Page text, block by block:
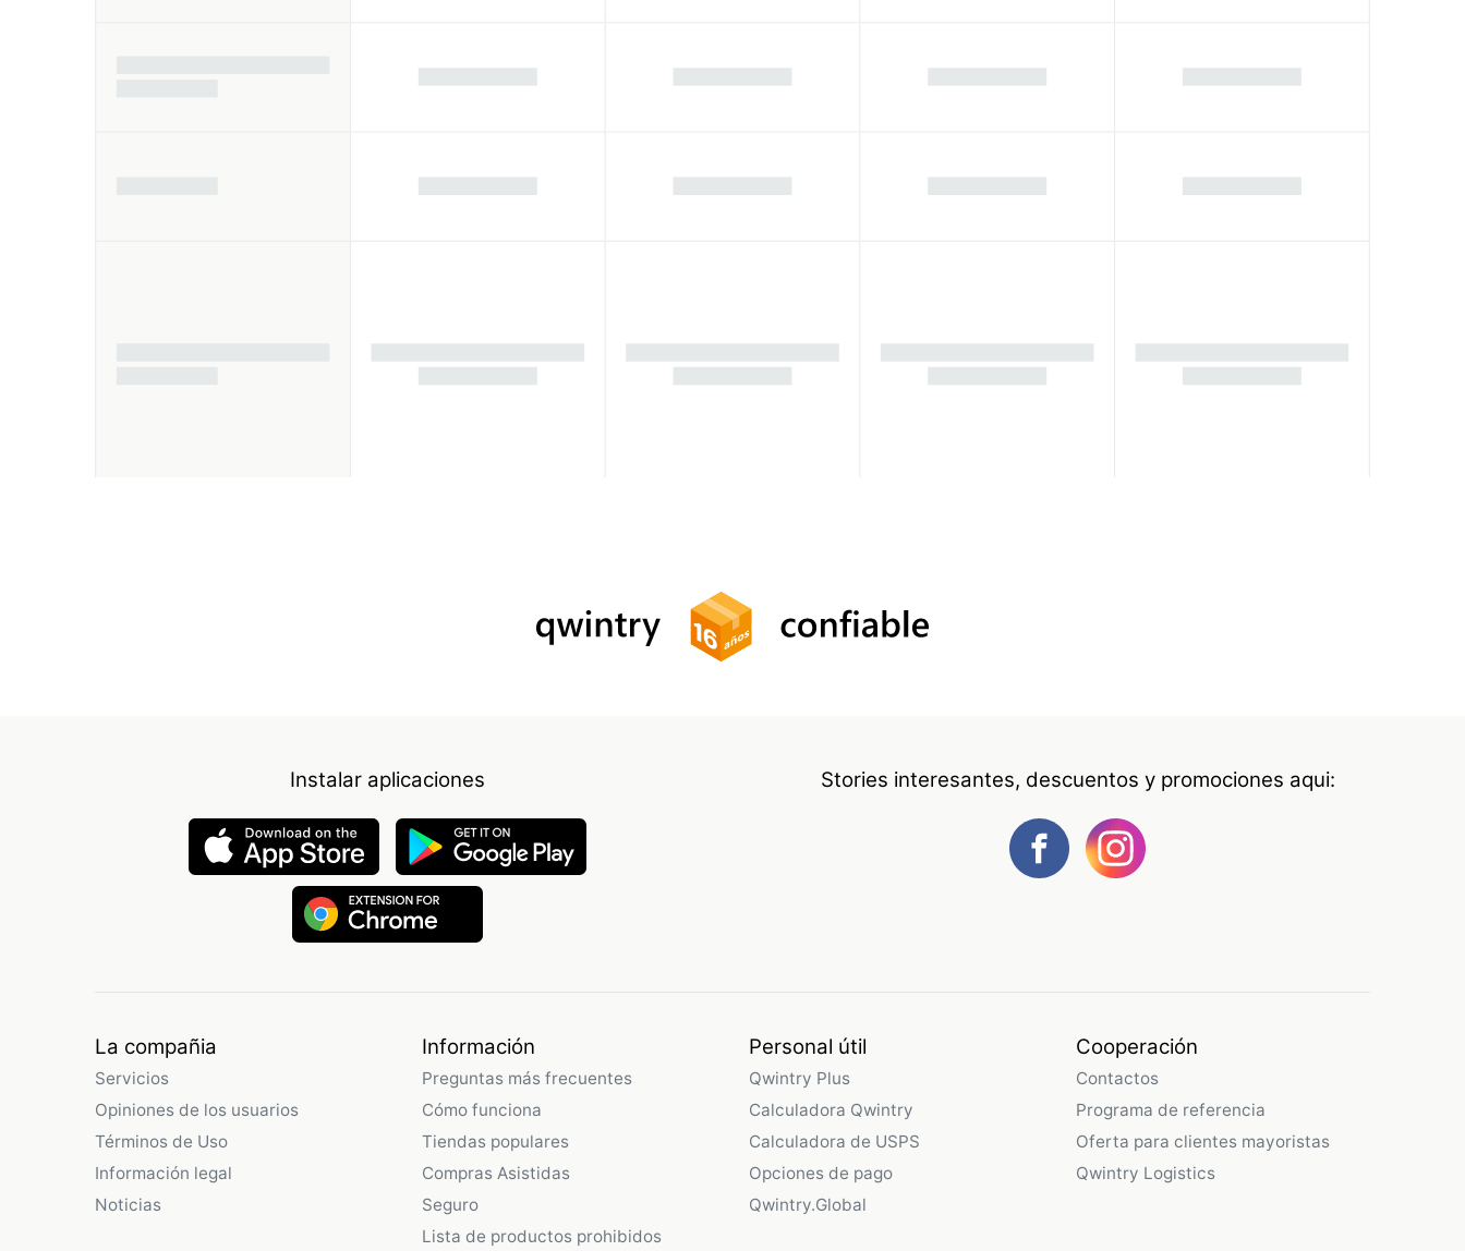
Instalar aplicaciones Stories interesantes, descuentos y promociones aqui:
La compañia
Servicios
Opiniones de los usuarios
Términos de Uso
Información legal
Noticias
Información
Preguntas más frecuentes
Cómo funciona
Tiendas populares
Compras Asistidas
Seguro
Lista de productos prohibidos
Personal útil
Qwintry Plus
Calculadora Qwintry
Calculadora de USPS
Opciones de pago
Qwintry.Global
Cooperación
Contactos
Programa de referencia
Oferta para clientes mayoristas
Qwintry Logistics